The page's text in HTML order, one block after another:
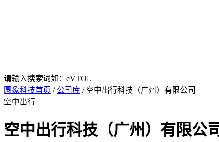
请输入搜索词如：eVTOL
圆象科技首页 / 公司库 / 空中出行科技（广州）有限公司
空中出行
空中出行科技（广州）有限公